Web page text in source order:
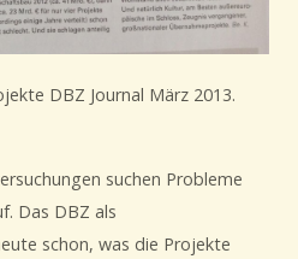
DBZ Journal März 2013.
suchen Probleme
Das DBZ als
schon, was die Projekte